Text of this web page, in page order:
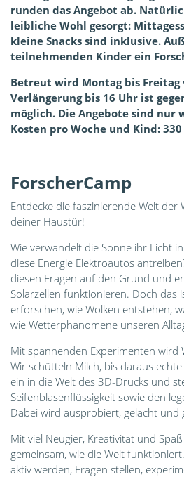
runden das Angebot ab.
leibliche Wohl gesorgt:
kleine Snacks sind inklusive.
teilnehmenden Kinder ein
Betreut wird Montag bis Freitag
Verlängerung bis 16 Uhr ist
möglich. Die Angebote sind nur
Kosten pro Woche und Kind: 330
ForscherCamp
Entdecke die faszinierende Welt der
deiner Haustür!
Wie verwandelt die Sonne ihr Licht
diese Energie Elektroautos
diesen Fragen auf den Grund und
Solarzellen funktionieren. Doch das
erforschen, wie Wolken entstehen,
wie Wetterphänomene unseren
Mit spannenden Experimenten wird
Wir schütteln Milch, bis daraus
ein in die Welt des 3D-Drucks und
Seifenblasenflüssigkeit sowie den
Dabei wird ausprobiert, gelacht und
Mit viel Neugier, Kreativität und
gemeinsam, wie die Welt
aktiv werden, Fragen stellen,